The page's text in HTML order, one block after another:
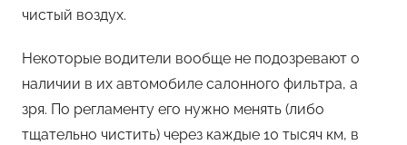
чистый воздух.
Некоторые водители вообще не подозревают о
наличии в их автомобиле салонного фильтра, а
зря. По регламенту его нужно менять (либо
тщательно чистить) через каждые 10 тысяч км, в